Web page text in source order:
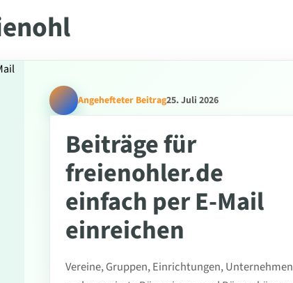
Angehefteter Beitrag25. Juli 2026
Beiträge für
freienohler.de
einfach per E-Mail
einreichen
Vereine, Gruppen, Einrichtungen, Unternehmen